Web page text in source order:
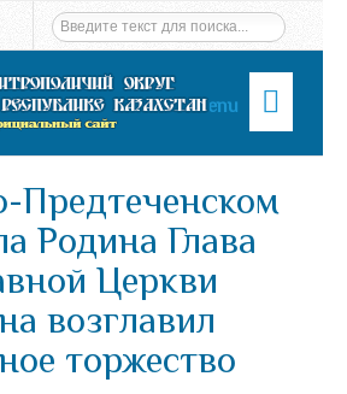
Menu
Предтеченском
Родина Глава
Церкви
возглавил
торжество